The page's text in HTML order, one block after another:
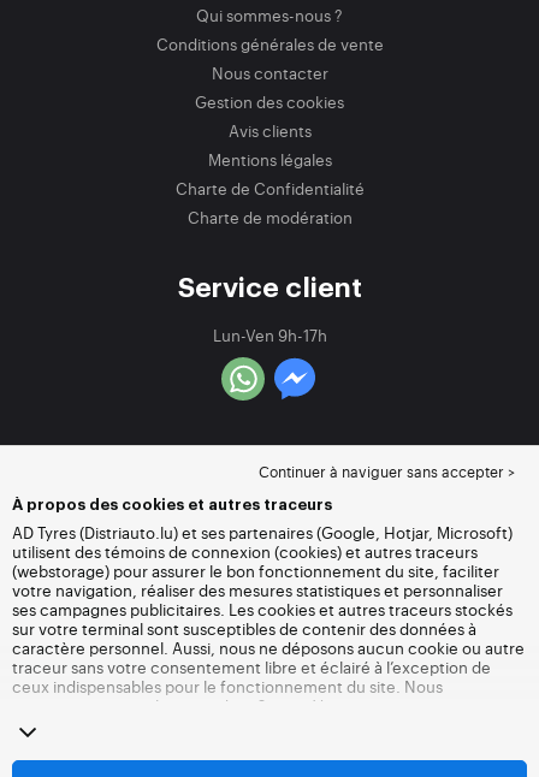
Qui sommes-nous ?
Conditions générales de vente
Nous contacter
Gestion des cookies
Avis clients
Mentions légales
Charte de Confidentialité
Charte de modération
Service client
Lun-Ven 9h-17h
Continuer à naviguer sans accepter >
À propos des cookies et autres traceurs
AD Tyres (Distriauto.lu) et ses partenaires (Google, Hotjar, Microsoft)
utilisent des témoins de connexion (cookies) et autres traceurs
(webstorage) pour assurer le bon fonctionnement du site, faciliter
votre navigation, réaliser des mesures statistiques et personnaliser
ses campagnes publicitaires. Les cookies et autres traceurs stockés
sur votre terminal sont susceptibles de contenir des données à
caractère personnel. Aussi, nous ne déposons aucun cookie ou autre
traceur sans votre consentement libre et éclairé à l’exception de
ceux indispensables pour le fonctionnement du site. Nous
conservons votre choix pendant 6 mois. Vous pouvez retirer votre
consentement à tout moment en vous rendant sur la
autres traceurs
accepter le dépôt de cookies ou autres traceurs. Le refus ne fait pas